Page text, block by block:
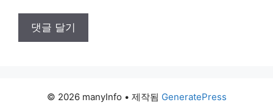
© 2026 manyInfo • 제작됨 GeneratePress